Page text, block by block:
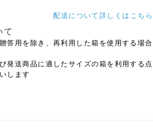
配送について詳しくはこちら
て
答用を除き、再利用した箱を使用する場合
発送商品に適したサイズの箱を利用する点
します